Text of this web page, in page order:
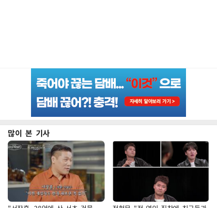
많이 본 기사